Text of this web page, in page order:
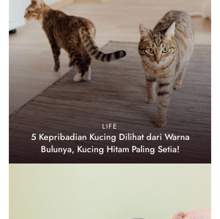
LIFE
5 Kepribadian Kucing Dilihat dari Warna
Bulunya, Kucing Hitam Paling Setia!